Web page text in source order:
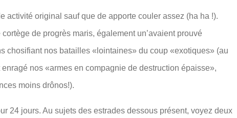
activité original sauf que de apporte couler assez (ha ha !).
de progrès maris, également un’avaient prouvé
chosifiant nos batailles «lointaines» du coup «exotiques» (au
nos «armes en compagnie de destruction épaisse»,
moins drônos!).
24 jours. Au sujets des estrades dessous présent, voyez deux